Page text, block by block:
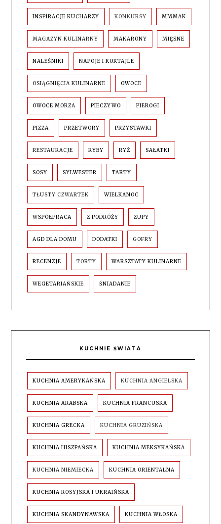
INSPIRACJE KUCHARZY KONKURSY MMMAK
MAGAZYN KULINARNY MAKARONY MIĘSNE
NALEŚNIKI NAPOJE I KOKTAJLE
OSIĄGNIĘCIA KULINARNE OWOCE
OWOCE MORZA PIECZYWO PIEROGI
PIZZA PRZETWORY PRZYSTAWKI
RESTAURACJE RYBY RYŻ SAŁATKI
SOSY SYLWESTER TARTY
TŁUSTY CZWARTEK WIELKANOC
WSPÓŁPRACA Z PODRÓŻY ZUPY
AGD DLA DOMU DODATKI GOFRY
RECENZJE TORTY WARSZTATY KULINARNE
WEGETARIAŃSKIE ŚNIADANIE
KUCHNIE ŚWIATA
KUCHNIA AMERYKAŃSKA KUCHNIA ANGIELSKA
KUCHNIA ARABSKA KUCHNIA FRANCUSKA
KUCHNIA GRECKA KUCHNIA GRUZIŃSKA
KUCHNIA HISZPAŃSKA KUCHNIA MEKSYKAŃSKA
KUCHNIA NIEMIECKA KUCHNIA ORIENTALNA
KUCHNIA ROSYJSKA I UKRAIŃSKA
KUCHNIA SKANDYNAWSKA KUCHNIA WŁOSKA